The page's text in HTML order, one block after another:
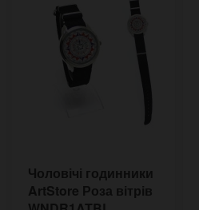
Чоловічі годинники
ArtStore Роза вітрів